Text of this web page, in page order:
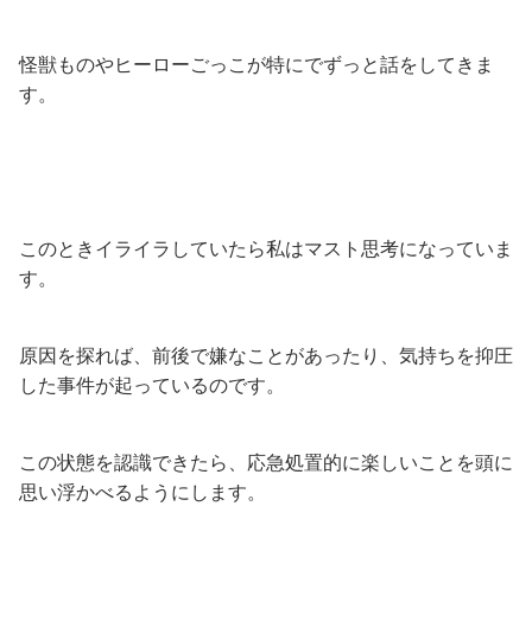
怪獣ものやヒーローごっこが特にでずっと話をしてきま
す。
このときイライラしていたら私はマスト思考になっていま
す。
原因を探れば、前後で嫌なことがあったり、気持ちを抑圧
した事件が起っているのです。
この状態を認識できたら、応急処置的に楽しいことを頭に
思い浮かべるようにします。